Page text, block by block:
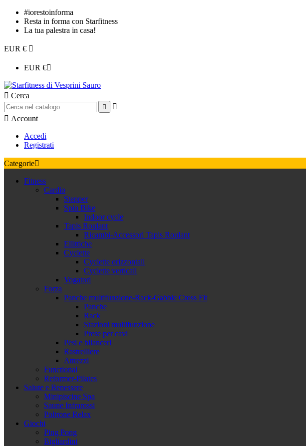
#iorestoinforma
Resta in forma con Starfitness
La tua palestra in casa!
EUR € 
EUR €
 Cerca


 Account
Accedi
Registrati
Categorie
Fitness
Cardio
Stepper
Spin Bike
Indoor cycle
Tapis Roulant
Ricambi-Accessori Tapis Roulant
Ellittiche
Cyclette
Cyclette orizzontali
Cyclette verticali
Vogatori
Forza
Panche multifunzione-Rack-Gabbie Cross Fit
Panche
Rack
Stazioni multifunzione
Prese per cavi
Pesi e bilanceri
Rastrelliere
Attrezzi
Functional
Reformer-Pilates
Salute e Benessere
Minipiscine Spa
Saune Infrarossi
Poltrone Relax
Giochi
Ping Pong
Bigliardini